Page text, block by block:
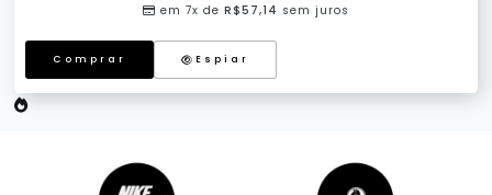
em 7x de R$57,14 sem juros
Comprar Espiar